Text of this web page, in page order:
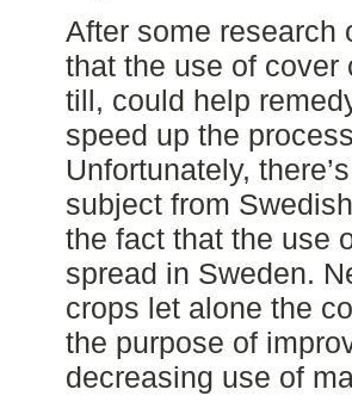
After some research
that the use of cover
till, could help
speed up the
Unfortunately,
subject from
the fact that the use
spread in Sweden.
crops let alone the
the purpose of
decreasing use of